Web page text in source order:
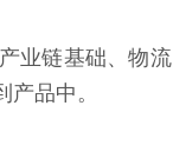
业链基础、物流
品中。